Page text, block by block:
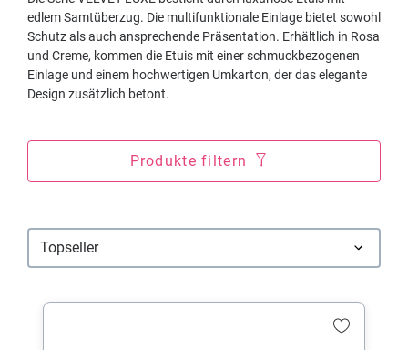
edlem Samtüberzug. Die multifunktionale Einlage bietet sowohl
Schutz als auch ansprechende Präsentation. Erhältlich in Rosa
und Creme, kommen die Etuis mit einer schmuckbezogenen
Einlage und einem hochwertigen Umkarton, der das elegante
Design zusätzlich betont.
Produkte filtern